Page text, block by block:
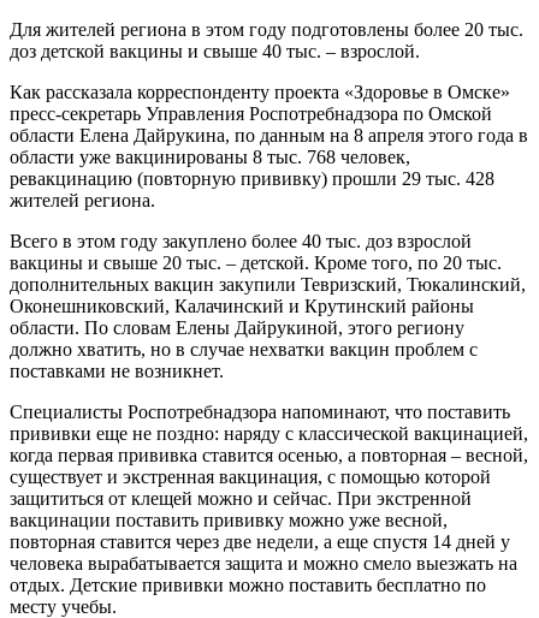
Для жителей региона в этом году подготовлены более 20 тыс.
доз детской вакцины и свыше 40 тыс. – взрослой.
Как рассказала корреспонденту проекта «Здоровье в Омске»
пресс-секретарь Управления Роспотребнадзора по Омской
области Елена Дайрукина, по данным на 8 апреля этого года в
области уже вакцинированы 8 тыс. 768 человек,
ревакцинацию (повторную прививку) прошли 29 тыс. 428
жителей региона.
Всего в этом году закуплено более 40 тыс. доз взрослой
вакцины и свыше 20 тыс. – детской. Кроме того, по 20 тыс.
дополнительных вакцин закупили Тевризский, Тюкалинский,
Оконешниковский, Калачинский и Крутинский районы
области. По словам Елены Дайрукиной, этого региону
должно хватить, но в случае нехватки вакцин проблем с
поставками не возникнет.
Специалисты Роспотребнадзора напоминают, что поставить
прививки еще не поздно: наряду с классической вакцинацией,
когда первая прививка ставится осенью, а повторная – весной,
существует и экстренная вакцинация, с помощью которой
защититься от клещей можно и сейчас. При экстренной
вакцинации поставить прививку можно уже весной,
повторная ставится через две недели, а еще спустя 14 дней у
человека вырабатывается защита и можно смело выезжать на
отдых. Детские прививки можно поставить бесплатно по
месту учебы.